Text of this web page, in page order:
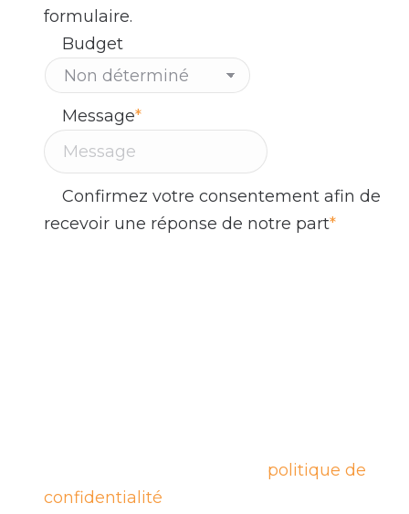
formulaire.
Budget
Message*
Confirmez votre consentement afin de
recevoir une réponse de notre part*
politique de
confidentialité